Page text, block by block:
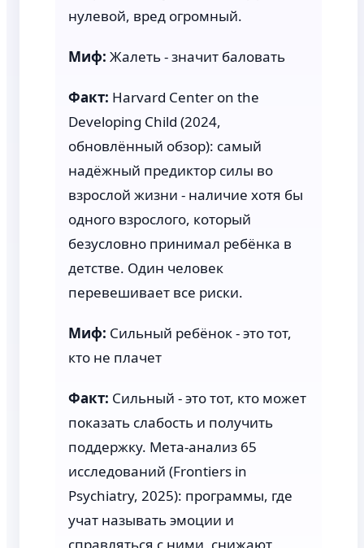
нулевой, вред огромный.
Миф: Жалеть - значит баловать
Факт: Harvard Center on the
Developing Child (2024,
обновлённый обзор): самый
надёжный предиктор силы во
взрослой жизни - наличие хотя бы
одного взрослого, который
безусловно принимал ребёнка в
детстве. Один человек
перевешивает все риски.
Миф: Сильный ребёнок - это тот,
кто не плачет
Факт: Сильный - это тот, кто может
показать слабость и получить
поддержку. Мета-анализ 65
исследований (Frontiers in
Psychiatry, 2025): программы, где
учат называть эмоции и